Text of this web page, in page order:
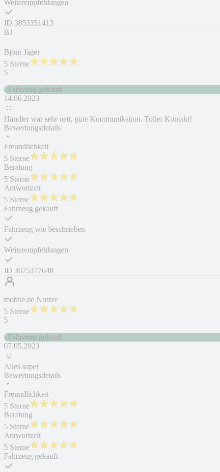
Weiterempfehlungen
ID 3853351413
BJ
Björn Jäger
5 Sterne
5
Fahrzeug gekauft
14.06.2023
Händler war sehr nett, gute Kommunikation. Toller Kontakt!
Bewertungsdetails
Freundlichkeit
5 Sterne
Beratung
5 Sterne
Antwortzeit
5 Sterne
Fahrzeug gekauft
Fahrzeug wie beschrieben
Weiterempfehlungen
ID 3675377648
mobile.de Nutzer
5 Sterne
5
Fahrzeug gekauft
07.05.2023
Alles super
Bewertungsdetails
Freundlichkeit
5 Sterne
Beratung
5 Sterne
Antwortzeit
5 Sterne
Fahrzeug gekauft